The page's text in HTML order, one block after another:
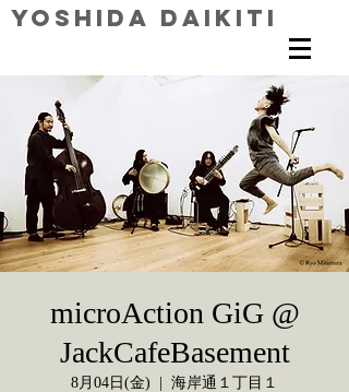
Yoshida Daikiti
microAction GiG @
JackCafeBasement
8月04日(金) 海岸通１丁目１